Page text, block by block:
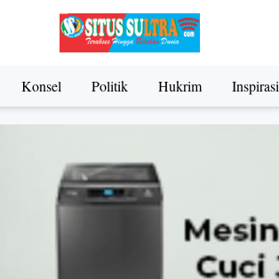
Konsel Politik Hukrim Inspirasi